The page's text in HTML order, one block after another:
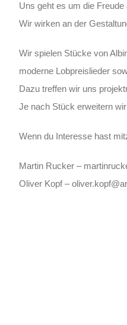
Uns geht es um die
Wir wirken an der
Wir spielen Stücke von
moderne Lobpreislieder
Dazu treffen wir uns
Je nach Stück erweitern
Wenn du Interesse hast
Martin Rucker –
Oliver Kopf – oliver.kopf@